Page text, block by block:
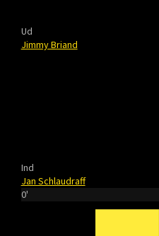
Ud
Jimmy Briand
Ind
Jan Schlaudraff
0'